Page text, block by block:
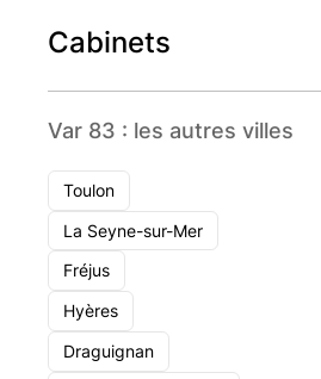
Cabinets
Var 83 : les autres villes
Toulon
La Seyne-sur-Mer
Fréjus
Hyères
Draguignan